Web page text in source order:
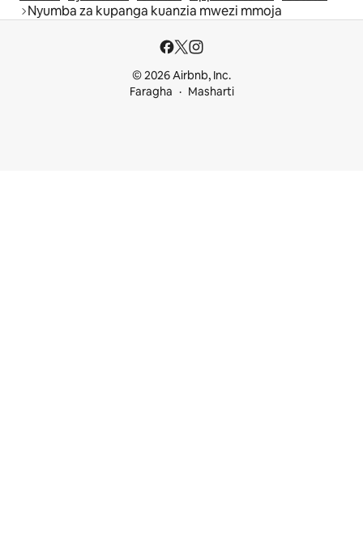
Nyumba za kupanga kuanzia mwezi mmoja
© 2026 Airbnb, Inc.
Faragha
Masharti